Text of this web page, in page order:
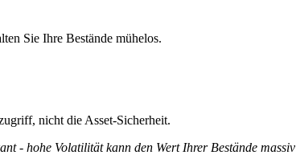
Sie Ihre Bestände mühelos.
nicht die Asset-Sicherheit.
- hohe Volatilität kann den Wert Ihrer Bestände massiv